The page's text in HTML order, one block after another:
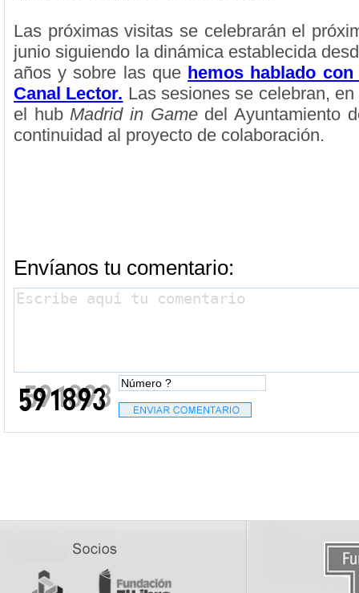
Las próximas visitas se celebrarán el
junio siguiendo la dinámica establecida
años y sobre las que hemos hablado
Canal Lector. Las sesiones se celebran,
el hubMadrid in Gamedel Ayuntamiento
continuidad al proyecto de colaboración.
Envíanos tu comentario: